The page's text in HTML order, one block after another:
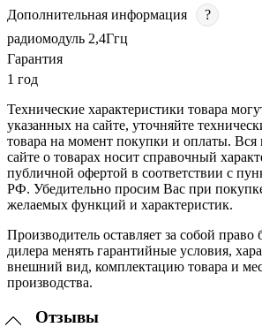
Дополнительная информация
?
радиомодуль 2,4Ггц
Гарантия
1 год
Технические характеристики товара
указанных на сайте, уточняйте
товара на момент покупки и оплаты.
сайте о товарах носит справочный
публичной офертой в соответствии с
РФ. Убедительно просим Вас при
желаемых функций и характеристик.
Производитель оставляет за собой право
дилера менять гарантийные условия,
внешний вид, комплектацию товара и
производства.
Отзывы